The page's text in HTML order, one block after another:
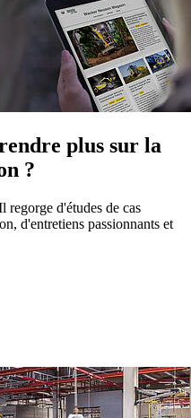
plus sur la
?
regorge d'études de cas
d'entretiens passionnants et